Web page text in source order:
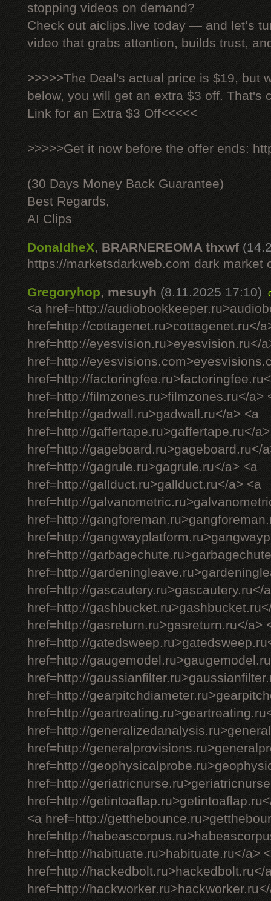
stopping videos on demand?
Check out aiclips.live today — and let’s
video that grabs attention, builds trust,
>>>>>The Deal's actual price is $19, but
below, you will get an extra $3 off. That's
Link for an Extra $3 Off<<<<<
>>>>>Get it now before the offer ends:
(30 Days Money Back Guarantee)
Best Regards,
AI Clips
DonaldheX, BRARNEREOMA thxwf
https://marketsdarkweb.com dark market
Gregoryhop, mesuyh (8.11.2025 17:10)
<a href=http://
href=http://cottagenet.ru>cottagenet.ru</
href=http://eyesvision.ru>eyesvision.ru</
href=http://
href=http://
href=http://filmzones.ru>filmzones.ru</a>
href=http://gadwall.ru>gadwall.ru</a> <a
href=http://gaffertape.ru>gaffertape.ru</
href=http://gageboard.ru>gageboard.ru</
href=http://gagrule.ru>gagrule.ru</a> <a
href=http://gallduct.ru>gallduct.ru</a> <a
href=http://
href=http://
href=http://
href=http://
href=http://
href=http://gascautery.ru>gascautery.ru</
href=http://
href=http://gasreturn.ru>gasreturn.ru</a>
href=http://
href=http://
href=http://
href=http://
href=http://
href=http://
href=http://
href=http://
href=http://
href=http://
<a href=http://
href=http://
href=http://habituate.ru>habituate.ru</a>
href=http://hackedbolt.ru>hackedbolt.ru</
href=http://